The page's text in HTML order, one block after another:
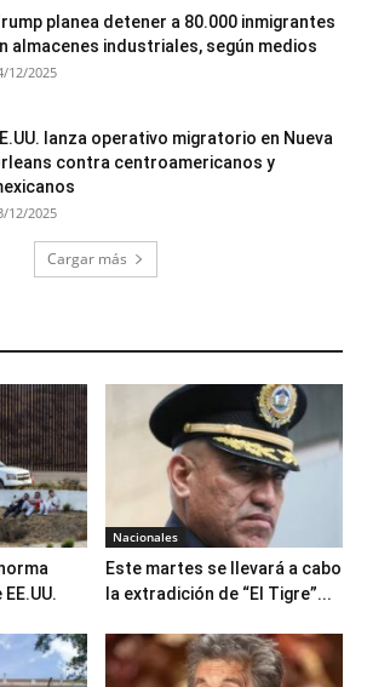
planea detener a 80.000 inmigrantes
almacenes industriales, según medios
12/2025
lanza operativo migratorio en Nueva
contra centroamericanos y
12/2025
Cargar más
Nacionales
Este martes se llevará a cabo
la extradición de “El Tigre”...